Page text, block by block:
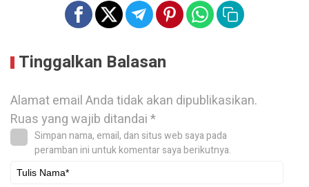
Tinggalkan Balasan
Alamat email Anda tidak akan dipublikasikan.
Ruas yang wajib ditandai*
Simpan nama, email, dan situs web saya pada
peramban ini untuk komentar saya berikutnya.